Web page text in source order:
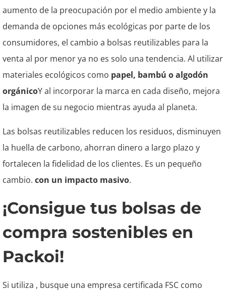
aumento de la preocupación por el medio ambiente y la
demanda de opciones más ecológicas por parte de los
consumidores, el cambio a bolsas reutilizables para la
venta al por menor ya no es solo una tendencia. Al utilizar
materiales ecológicos como papel, bambú o algodón
orgánicoY al incorporar la marca en cada diseño, mejora
la imagen de su negocio mientras ayuda al planeta.
Las bolsas reutilizables reducen los residuos, disminuyen
la huella de carbono, ahorran dinero a largo plazo y
fortalecen la fidelidad de los clientes. Es un pequeño
cambio. con un impacto masivo.
¡Consigue tus bolsas de
compra sostenibles en
Packoi!
Si utiliza , busque una empresa certificada FSC como